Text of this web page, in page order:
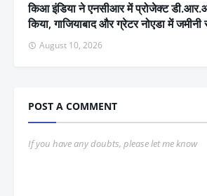
किआ इंडिया ने एनसीआर में प्रोजेक्ट
किया, गाजियाबाद और ग्रेटर नोएडा में
August 10, 2026
POST A COMMENT
If you have any doubts, please let me know